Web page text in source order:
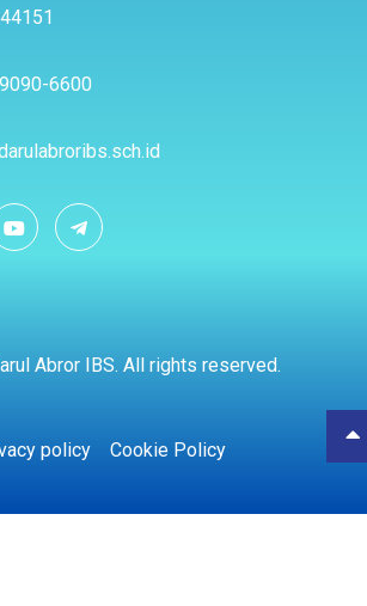
6600
Abror IBS. All rights reserved.
policy Cookie Policy